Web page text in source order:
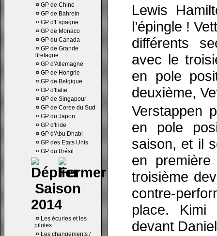
¤ GP de Chine
¤ GP de Bahrein
¤ GP d'Espagne
¤ GP de Monaco
¤ GP du Canada
¤ GP de Grande
Bretagne
¤ GP d'Allemagne
¤ GP de Hongrie
¤ GP de Belgique
¤ GP d'Italie
¤ GP de Singapour
¤ GP de Corée du Sud
¤ GP du Japon
¤ GP d'Inde
¤ GP d'Abu Dhabi
¤ GP des Etats Unis
¤ GP du Brésil
Saison
2014
¤ Les écuries et les
pilotes
¤ Les changements /
Lewis
l’épingle !
différents
avec le
en pole
deuxième,
Verstappen
en pole
saison, et il
en
troisième
contre-
place. Kimi
devant